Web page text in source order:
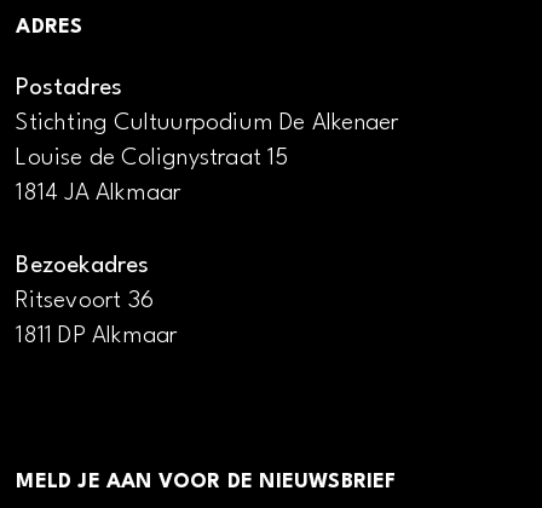
ADRES
Postadres
Stichting Cultuurpodium De Alkenaer
Louise de Colignystraat 15
1814 JA Alkmaar
Bezoekadres
Ritsevoort 36
1811 DP Alkmaar
MELD JE AAN VOOR DE NIEUWSBRIEF